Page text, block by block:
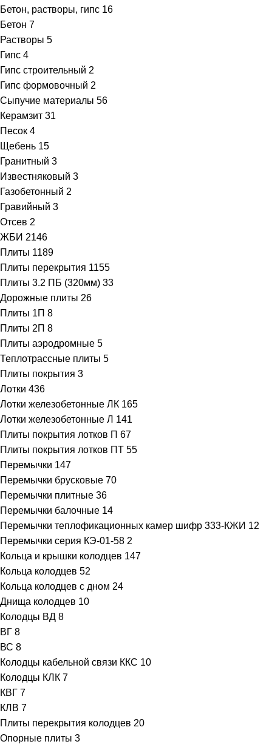
Бетон, растворы, гипс 16
Бетон 7
Растворы 5
Гипс 4
Гипс строительный 2
Гипс формовочный 2
Сыпучие материалы 56
Керамзит 31
Песок 4
Щебень 15
Гранитный 3
Известняковый 3
Газобетонный 2
Гравийный 3
Отсев 2
ЖБИ 2146
Плиты 1189
Плиты перекрытия 1155
Плиты 3.2 ПБ (320мм) 33
Дорожные плиты 26
Плиты 1П 8
Плиты 2П 8
Плиты аэродромные 5
Теплотрассные плиты 5
Плиты покрытия 3
Лотки 436
Лотки железобетонные ЛК 165
Лотки железобетонные Л 141
Плиты покрытия лотков П 67
Плиты покрытия лотков ПТ 55
Перемычки 147
Перемычки брусковые 70
Перемычки плитные 36
Перемычки балочные 14
Перемычки теплофикационных камер шифр 333-КЖИ 12
Перемычки серия КЭ-01-58 2
Кольца и крышки колодцев 147
Кольца колодцев 52
Кольца колодцев с дном 24
Днища колодцев 10
Колодцы ВД 8
ВГ 8
ВС 8
Колодцы кабельной связи ККС 10
Колодцы КЛК 7
КВГ 7
КЛВ 7
Плиты перекрытия колодцев 20
Опорные плиты 3